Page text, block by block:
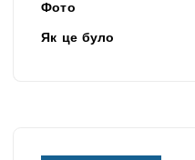
Фото
Як це було